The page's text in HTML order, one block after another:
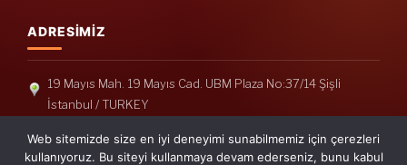
ADRESIMIZ
19 Mayıs Mah. 19 Mayıs Cad. UBM Plaza No:37/14 Şişli
İstanbul / TURKEY
Telefon: +90(212) 240 33 39
Telefon: +90(212) 248 19 36
Web sitemizde size en iyi deneyimi sunabilmemiz için çerezleri
kullanıyoruz. Bu siteyi kullanmaya devam ederseniz, bunu kabul